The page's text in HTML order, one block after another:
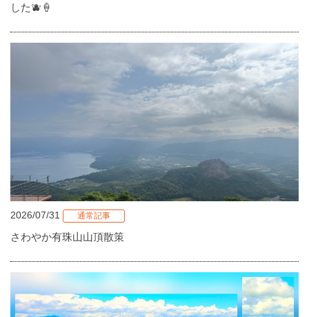
した🫐🍦
2026/07/31 通常記事
さわやか有珠山山頂散策